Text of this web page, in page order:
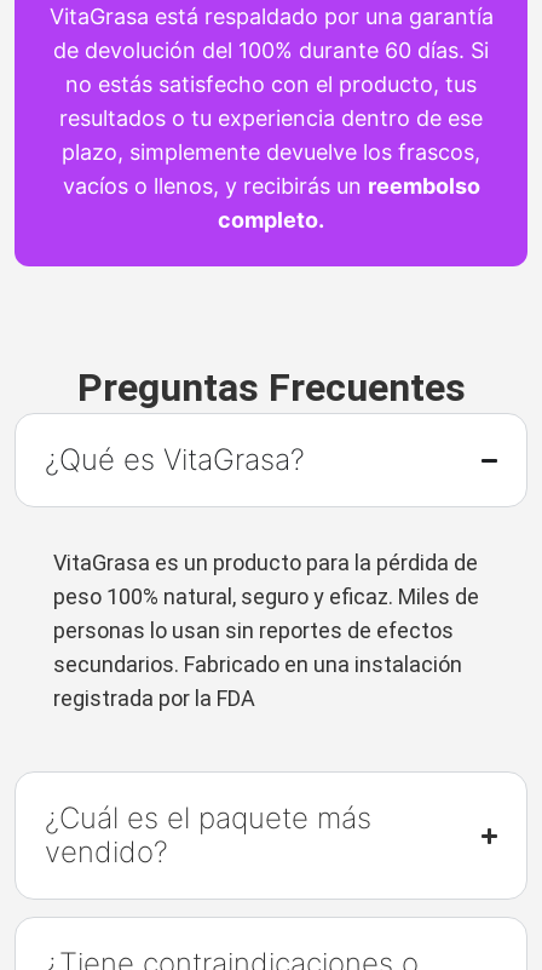
VitaGrasa está respaldado por una garantía
de devolución del 100% durante 60 días. Si
no estás satisfecho con el producto, tus
resultados o tu experiencia dentro de ese
plazo, simplemente devuelve los frascos,
vacíos o llenos, y recibirás un reembolso
completo.
Preguntas Frecuentes
¿Qué es VitaGrasa?
VitaGrasa es un producto para la pérdida de
peso 100% natural, seguro y eficaz. Miles de
personas lo usan sin reportes de efectos
secundarios. Fabricado en una instalación
registrada por la FDA
¿Cuál es el paquete más
vendido?